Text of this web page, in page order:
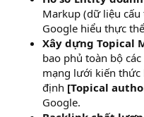
Markup (dữ liệu
Google hiểu thực
Xây dựng Topical
bao phủ toàn bộ
mạng lưới kiến thức
định [Topical
Google.